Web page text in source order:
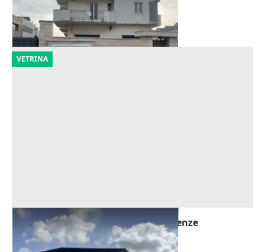
Bisceglie (Barletta-Andria-Trani)
25/09/2026
VETRINA
Asta Capannone con uffici e pertinenze
Offerta minima
516.031 €